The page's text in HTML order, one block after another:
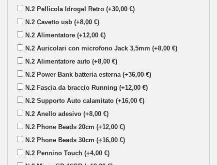
N.2 Pellicola Idrogel Retro (+30,00 €)
N.2 Cavetto usb (+8,00 €)
N.2 Alimentatore (+12,00 €)
N.2 Auricolari con microfono Jack 3,5mm (+8,00 €)
N.2 Alimentatore auto (+8,00 €)
N.2 Power Bank batteria esterna (+36,00 €)
N.2 Fascia da braccio Running (+12,00 €)
N.2 Supporto Auto calamitato (+16,00 €)
N.2 Anello adesivo (+8,00 €)
N.2 Phone Beads 20cm (+12,00 €)
N.2 Phone Beads 30cm (+16,00 €)
N.2 Pennino Touch (+4,00 €)